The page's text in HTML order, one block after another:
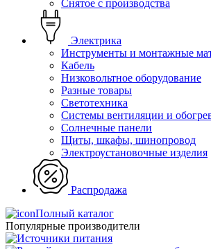
Снятое с производства
Электрика
Инструменты и монтажные
Кабель
Низковольтное оборудование
Разные товары
Светотехника
Системы вентиляции и
Солнечные панели
Щиты, шкафы, шинопровод
Электроустановочные изделия
Распродажа
Полный каталог
Популярные производители